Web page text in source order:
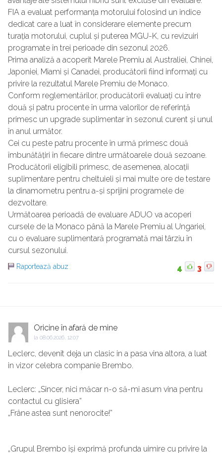
FIA a evaluat performanța motorului folosind un indice
dedicat care a luat în considerare elemente precum
turația motorului, cuplul și puterea MGU-K, cu revizuiri
programate în trei perioade din sezonul 2026.
Prima analiză a acoperit Marele Premiu al Australiei, Chinei,
Japoniei, Miami și Canadei, producătorii fiind informați cu
privire la rezultatul Marele Premiu de Monaco.
Conform reglementărilor, producătorii evaluați cu între
două și patru procente în urma valorilor de referință
primesc un upgrade suplimentar în sezonul curent și unul
în anul următor.
Cei cu peste patru procente în urmă primesc două
îmbunătățiri în fiecare dintre următoarele două sezoane.
Producătorii eligibili primesc, de asemenea, alocații
suplimentare pentru cheltuieli și mai multe ore de testare
la dinamometru pentru a-și sprijini programele de
dezvoltare.
Următoarea perioadă de evaluare ADUO va acoperi
cursele de la Monaco până la Marele Premiu al Ungariei,
cu o evaluare suplimentară programată mai târziu în
cursul sezonului.
Raportează abuz 4 3
Oricine în afară de mine
la 08.06.2026, 12:07
Leclerc, devenit deja un clasic in a pasa vina altora, a luat
in vizor celebra companie Brembo.
Leclerc: „Sincer, nici măcar n-o să-mi asum vina pentru
contactul cu glisiera”
„Frâne astea sunt nenorocite!”
„Grupul Brembo își exprimă profunda uimire cu privire la